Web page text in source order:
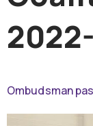
Ombudsman